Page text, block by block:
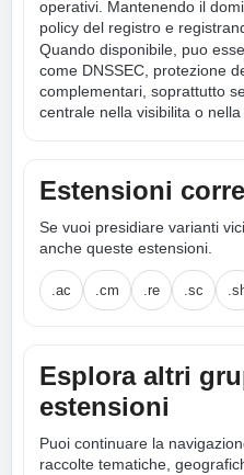
operativi. Mantenendo il
policy del registro e
Quando disponibile, puo
come DNSSEC, protezione
complementari, soprattutto
centrale nella visibilita o
Estensioni
Se vuoi presidiare varianti
anche queste estensioni.
.ac .cm .re .sc
Esplora altri
estensioni
Puoi continuare la
raccolte tematiche,